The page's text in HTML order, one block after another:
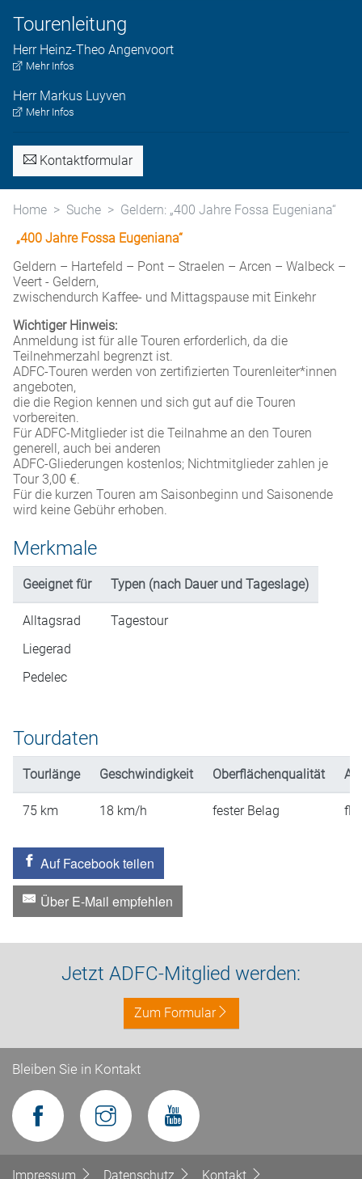
Tourenleitung
Herr Heinz-Theo Angenvoort
Mehr Infos
Herr Markus Luyven
Mehr Infos
Kontaktformular
Home Suche
Geldern: „400 Jahre Fossa Eugeniana“
„400 Jahre Fossa Eugeniana“
Geldern – Hartefeld – Pont – Straelen – Arcen – Walbeck –
Veert - Geldern,
zwischendurch Kaffee- und Mittagspause mit Einkehr
Wichtiger Hinweis:
Anmeldung ist für alle Touren erforderlich, da die
Teilnehmerzahl begrenzt ist.
ADFC-Touren werden von zertifizierten Tourenleiter*innen
angeboten,
die die Region kennen und sich gut auf die Touren
vorbereiten.
Für ADFC-Mitglieder ist die Teilnahme an den Touren
generell, auch bei anderen
ADFC-Gliederungen kostenlos; Nichtmitglieder zahlen je
Tour 3,00 €.
Für die kurzen Touren am Saisonbeginn und Saisonende
wird keine Gebühr erhoben.
Merkmale
Geeignet für Typen (nach Dauer und Tageslage)
Alltagsrad
Liegerad
Pedelec
Tagestour
Tourdaten
Tourlänge Geschwindigkeit Oberflächenqualität
75 km 18 km/h fester Belag
Auf Facebook teilen
Über E-Mail empfehlen
Jetzt ADFC-Mitglied werden:
Zum Formular
Bleiben Sie in Kontakt
Impressum Datenschutz Kontakt